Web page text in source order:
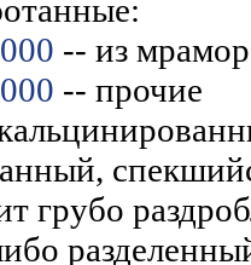
-- из
-- прочие
грубо